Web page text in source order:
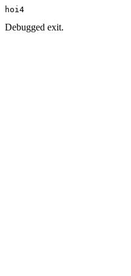
hoi4
Debugged exit.